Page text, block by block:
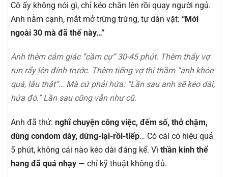
Cô ấy không nói gì, chỉ kéo chăn lên rồi quay người ngủ.
Anh nằm cạnh, mắt mở trừng trừng, tự dằn vặt: “Mới
ngoài 30 mà đã thế này…”
Anh thèm cảm giác “cầm cự” 30-45 phút. Thèm thấy vợ
run rẩy lên đỉnh trước. Thèm tiếng vợ thì thầm “anh khỏe
quá, lâu thật”… Mà cứ phải hứa: “Lần sau anh sẽ kéo dài,
hứa đó.”Lần sau cũng vẫn như cũ.
Anh đã thử: nghĩ chuyện công việc, đếm số, thở chậm,
dùng condom dày, dừng-lại-rồi-tiếp… Có cái có hiệu quả
5 phút, không cái nào kéo dài đáng kể. Vì thần kinh thể
hang đã quá nhạy — chỉ kỹ thuật không đủ.